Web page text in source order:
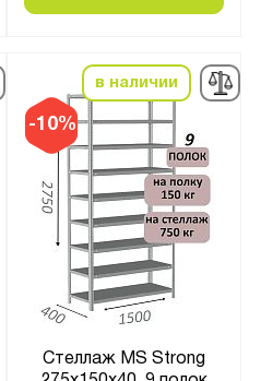
-10%
в наличии
Стеллаж MS Strong